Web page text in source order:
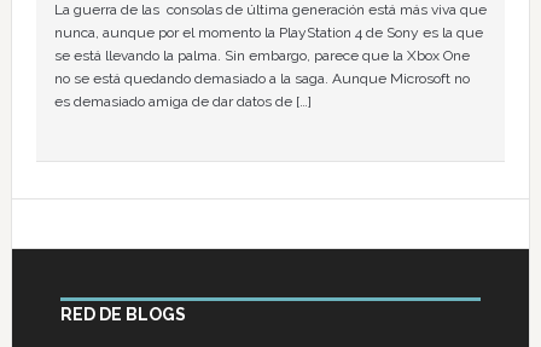
La guerra de las consolas de última generación está más viva que
nunca, aunque por el momento la PlayStation 4 de Sony es la que
se está llevando la palma. Sin embargo, parece que la Xbox One
no se está quedando demasiado a la saga. Aunque Microsoft no
es demasiado amiga de dar datos de […]
RED DE BLOGS